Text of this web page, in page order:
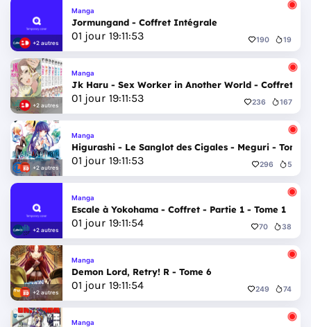
+2 autres
Manga
Jormungand - Coffret Intégrale
01 jour 19:11:51 190 19
+2 autres
Manga
Jk Haru - Sex Worker in Another World - Coffret
01 jour 19:11:51 236 167
+2 autres
Manga
Higurashi - Le Sanglot des Cigales - Meguri - Tome 5
01 jour 19:11:51 296 5
+2 autres
Manga
Escale à Yokohama - Coffret - Partie 1 - Tome 1
01 jour 19:11:51 70 38
+2 autres
Manga
Demon Lord, Retry! R - Tome 6
01 jour 19:11:51 249 74
Manga